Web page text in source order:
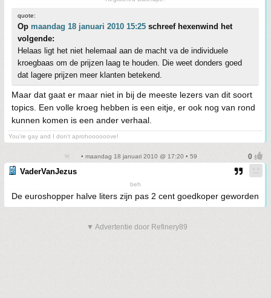
quote:
Op maandag 18 januari 2010 15:25 schreef hexenwind het
volgende:
Helaas ligt het niet helemaal aan de macht va de individuele
kroegbaas om de prijzen laag te houden. Die weet donders goed
dat lagere prijzen meer klanten betekend.
Maar dat gaat er maar niet in bij de meeste lezers van dit soort
topics. Een volle kroeg hebben is een eitje, er ook nog van rond
kunnen komen is een ander verhaal.
You're gay and I don't aprohoooooove!
• maandag 18 januari 2010 @ 17:20 • 59
VaderVanJezus
beh
De euroshopper halve liters zijn pas 2 cent goedkoper geworden
▼ Advertentie door Refinery89